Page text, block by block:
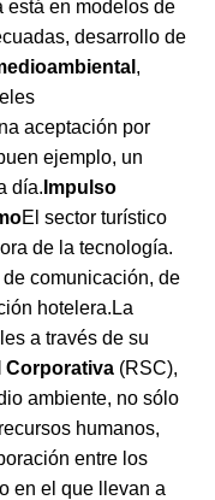
está en modelos de
desarrollo de
,
aceptación por
ejemplo, un
día. Impulso
El sector turístico
de la tecnología.
comunicación, de
hotelera.La
a través de su
Corporativa (RSC),
ambiente, no sólo
humanos,
entre los
en el que llevan a